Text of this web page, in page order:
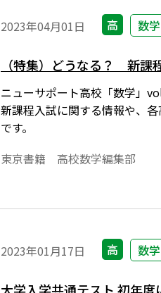
2023年04月01日 高 数学
（特集）どうなる？ 新課
ニューサポート高校「数学」
新課程入試に関する情報や、
です。
東京書籍 高校数学編集部
2023年01月17日 高 数学